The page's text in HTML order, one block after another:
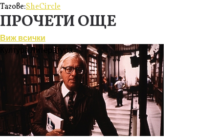
Тагове:SheCircle
ПРОЧЕТИ ОЩЕ
Виж всички
Култура Литература